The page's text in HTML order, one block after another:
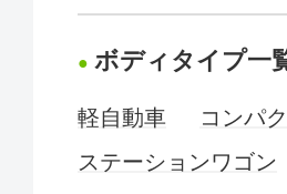
ボディタイプ一
軽自動車 コンパ
ステーションワゴン